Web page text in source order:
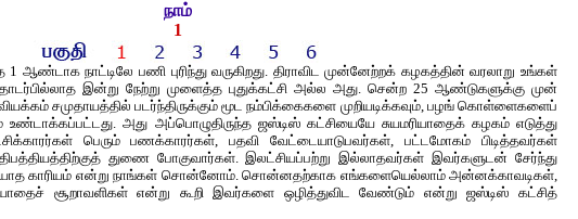
நாம்
1
ஆண்டாக நாட்டிலே பணி புரிந்து வருகிறது. திராவிட முன்னேற்றக் கழகத்தின் வரலாறு உங்கள்
தொடர்பில்லாத இன்று நேற்று முளைத்த புதுக்கட்சி அல்ல அது. சென்ற 25 ஆண்டுகளுக்கு முன்
சமுதாயத்தில் படர்ந்திருக்கும் மூட நம்பிக்கைகளை முறியடிக்கவும், பழங் கொள்ளைகளைப்
உண்டாக்கப்பட்டது. அது அப்பொழுதிருந்த ஜஸ்டிஸ் கட்சியையே சுயமரியாதைக் கழகம் எடுத்து
பெரும் பணக்காரர்கள், பதவி வேட்டையாடுபவர்கள், பட்டமோகம் பிடித்தவர்கள்
துணை போகுவார்கள். இலட்சியப்பற்று இல்லாதவர்கள் இவர்களுடன் சேர்ந்து
காரியம் என்று நாங்கள் சொன்னோம். சொன்னதற்காக எங்களையெல்லாம் அன்னக்காவடிகள்,
சூறாவளிகள் என்று கூறி இவர்களை ஒழித்துவிட வேண்டும் என்று ஜஸ்டிஸ் கட்சித்